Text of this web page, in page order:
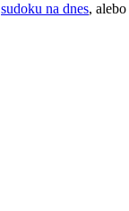
sudoku na dnes, alebo